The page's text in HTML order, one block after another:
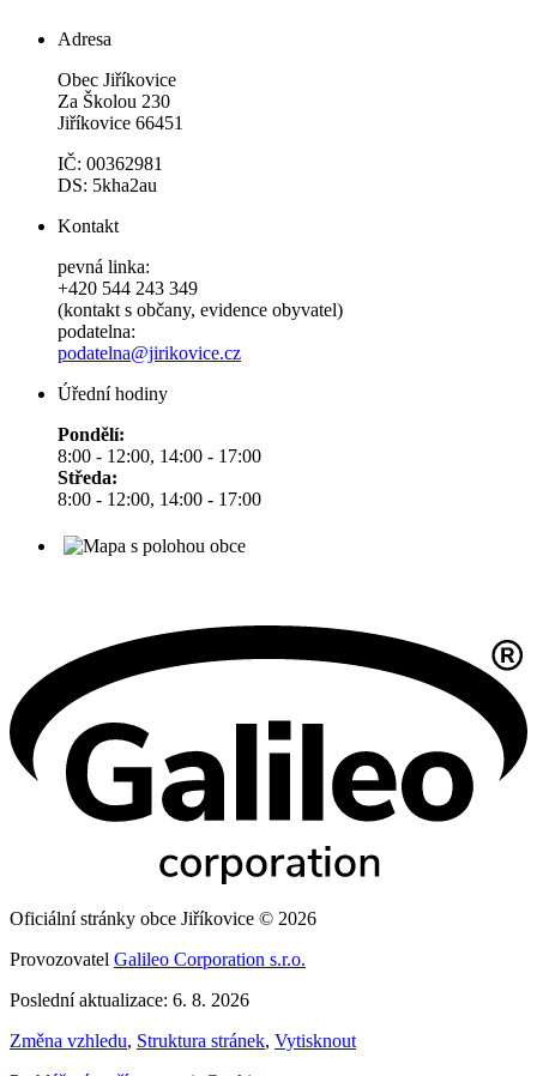
Adresa
Obec Jiříkovice
Za Školou 230
Jiříkovice 66451
IČ: 00362981
DS: 5kha2au
Kontakt
pevná linka:
+420 544 243 349
(kontakt s občany, evidence obyvatel)
podatelna:
podatelna@jirikovice.cz
Úřední hodiny
Pondělí:
8:00 - 12:00, 14:00 - 17:00
Středa:
8:00 - 12:00, 14:00 - 17:00
Oficiální stránky obce Jiříkovice © 2026
Provozovatel Galileo Corporation s.r.o.
Poslední aktualizace: 6. 8. 2026
Změna vzhledu, Struktura stránek, Vytisknout